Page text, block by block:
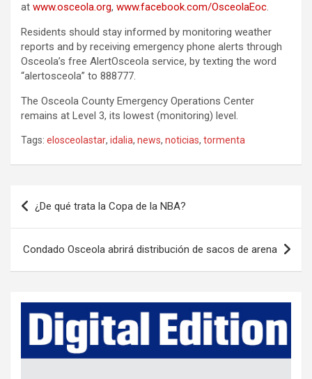
at www.osceola.org, www.facebook.com/OsceolaEoc.
Residents should stay informed by monitoring weather
reports and by receiving emergency phone alerts through
Osceola’s free AlertOsceola service, by texting the word
“alertosceola” to 888777.
The Osceola County Emergency Operations Center
remains at Level 3, its lowest (monitoring) level.
Tags: elosceolastar, idalia, news, noticias, tormenta
¿De qué trata la Copa de la NBA?
Condado Osceola abrirá distribución de sacos de arena